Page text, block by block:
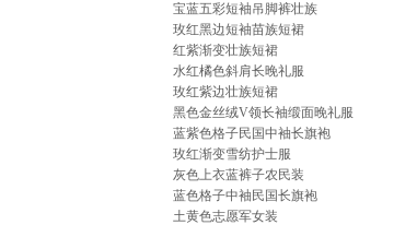
宝蓝五彩短袖吊脚裤壮族
玫红黑边短袖苗族短裙
红紫渐变壮族短裙
水红橘色斜肩长晚礼服
玫红紫边壮族短裙
黑色金丝绒V领长袖缎面晚礼服
蓝紫色格子民国中袖长旗袍
玫红渐变雪纺护士服
灰色上衣蓝裤子农民装
蓝色格子中袖民国长旗袍
土黄色志愿军女装